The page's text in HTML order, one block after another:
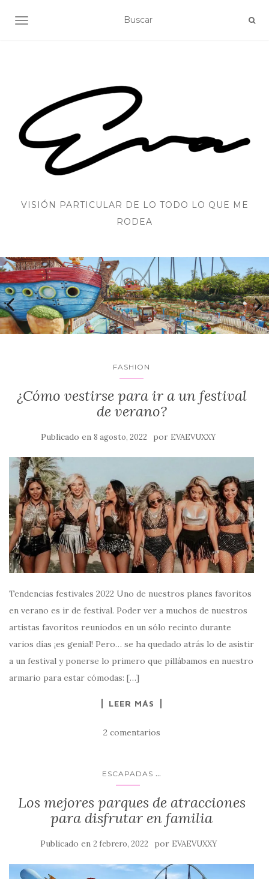
ALTERNAR NAVEGACIÓN
VISIÓN PARTICULAR DE LO TODO LO QUE ME
RODEA
FASHION
¿Cómo vestirse para ir a un festival
de verano?
Publicado en 8 agosto, 2022 por EVAEVUXXY
Tendencias festivales 2022 Uno de nuestros planes favoritos
en verano es ir de festival. Poder ver a muchos de nuestros
artistas favoritos reuniodos en un sólo recinto durante
varios días ¡es genial! Pero… se ha quedado atrás lo de asistir
a un festival y ponerse lo primero que pillábamos en nuestro
armario para estar cómodas: […]
LEER MÁS
2 comentarios
ESCAPADAS ...
Los mejores parques de atracciones
para disfrutar en familia
Publicado en 2 febrero, 2022 por EVAEVUXXY